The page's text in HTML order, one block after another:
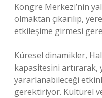
Kongre Merkezi’nin
olmaktan çıkarılıp,
etkileşime girmesi
Küresel dinamikler,
kapasitesini artırarak,
yararlanabileceği
gerektiriyor. Kültürel